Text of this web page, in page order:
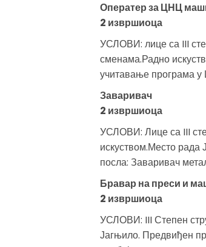
Оператер за ЦНЦ
2 извршиоца
УСЛОВИ: лице са III
сменама.Радно
учитавање програма
Заваривач
2 извршиоца
УСЛОВИ: Лице са III
искуством.Место
посла: Заваривач
Бравар на преси и
2 извршиоца
УСЛОВИ: III Степен
Јагњило. Предвиђен